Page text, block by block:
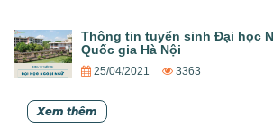
Thông tin tuyển sinh Đại học
Quốc gia Hà Nội
25/04/2021 3363
Xem thêm